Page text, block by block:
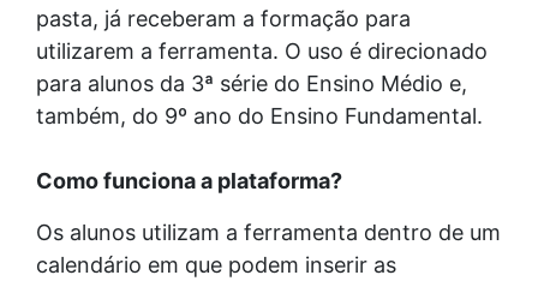
pasta, já receberam a formação para
utilizarem a ferramenta. O uso é direcionado
para alunos da 3ª série do Ensino Médio e,
também, do 9º ano do Ensino Fundamental.
Como funciona a plataforma?
Os alunos utilizam a ferramenta dentro de um
calendário em que podem inserir as